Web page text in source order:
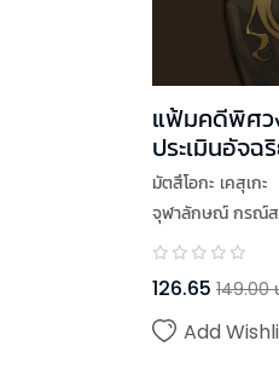
แฟ้มคดีพิศว
ประเมินอัจฉ
มัตสึโอกะ เคสุเกะ
จุฬาลักษณ์ กรณ์
126.65 149.00
Add